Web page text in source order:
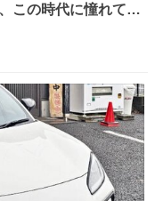
この時代に憧れて